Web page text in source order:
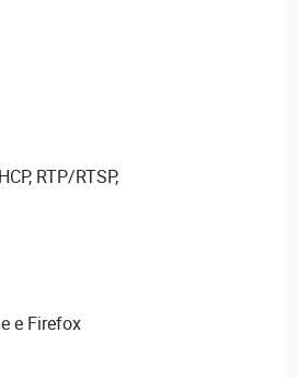
RTP/RTSP,
e Firefox